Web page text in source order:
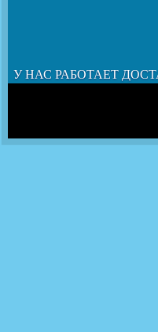
У НАС РАБОТАЕТ